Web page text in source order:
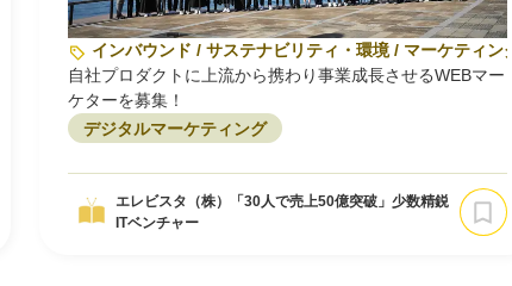
インバウンド / サステナビリティ・環境 / マーケティング
自社プロダクトに上流から携わり事業成長させるWEBマー
ケターを募集！
デジタルマーケティング
エレビスタ（株）「30人で売上50億突破」少数精鋭
ITベンチャー